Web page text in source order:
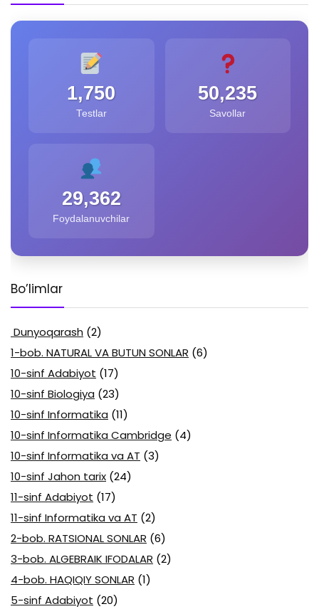
1,750
Testlar
50,235
Savollar
29,362
Foydalanuvchilar
Bo’limlar
Dunyoqarash (2)
1-bob. NATURAL VA BUTUN SONLAR (6)
10-sinf Adabiyot (17)
10-sinf Biologiya (23)
10-sinf Informatika (11)
10-sinf Informatika Cambridge (4)
10-sinf Informatika va AT (3)
10-sinf Jahon tarix (24)
11-sinf Adabiyot (17)
11-sinf Informatika va AT (2)
2-bob. RATSIONAL SONLAR (6)
3-bob. ALGEBRAIK IFODALAR (2)
4-bob. HAQIQIY SONLAR (1)
5-sinf Adabiyot (20)